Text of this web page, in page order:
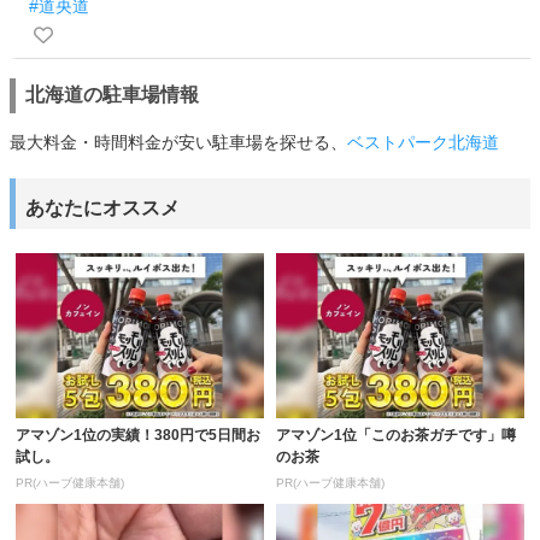
#道央道
北海道の駐車場情報
最大料金・時間料金が安い駐車場を探せる、 ベストパーク北海道
あなたにオススメ
アマゾン1位の実績！380円で5日間お
試し。
PR(ハーブ健康本舗)
アマゾン1位「このお茶ガチです」噂
のお茶
PR(ハーブ健康本舗)